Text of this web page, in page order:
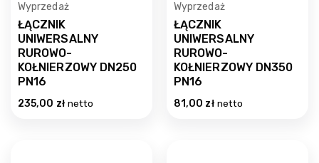
Wyprzedaż
ŁĄCZNIK
UNIWERSALNY
RUROWO-
KOŁNIERZOWY DN250
PN16
235,00 zł netto
Wyprzedaż
ŁĄCZNIK
UNIWERSALNY
RUROWO-
KOŁNIERZOWY DN350
PN16
81,00 zł netto